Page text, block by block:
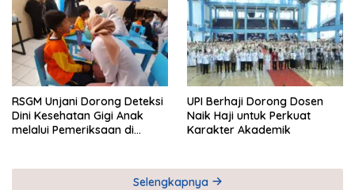
RSGM Unjani Dorong Deteksi
Dini Kesehatan Gigi Anak
melalui Pemeriksaan di
UPI Berhaji Dorong Dosen
Naik Haji untuk Perkuat
Karakter Akademik
Selengkapnya